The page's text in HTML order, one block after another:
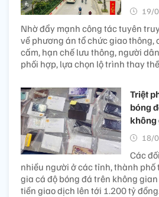
19/
Nhờ đẩy mạnh công tác tuyên
về phương án tổ chức giao thông,
cấm, hạn chế lưu thông, người
phối hợp, lựa chọn lộ trình thay
Triệt
bóng
không
18/
Các
nhiều người ở các tỉnh, thành
gia cá độ bóng đá trên không
tiền giao dịch lên tới 1.200 tỷ